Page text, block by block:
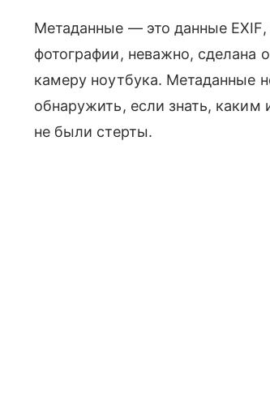
Метаданные — это данные
фотографии, неважно, сделана
камеру ноутбука. Метаданные
обнаружить, если знать, каким
не были стерты.